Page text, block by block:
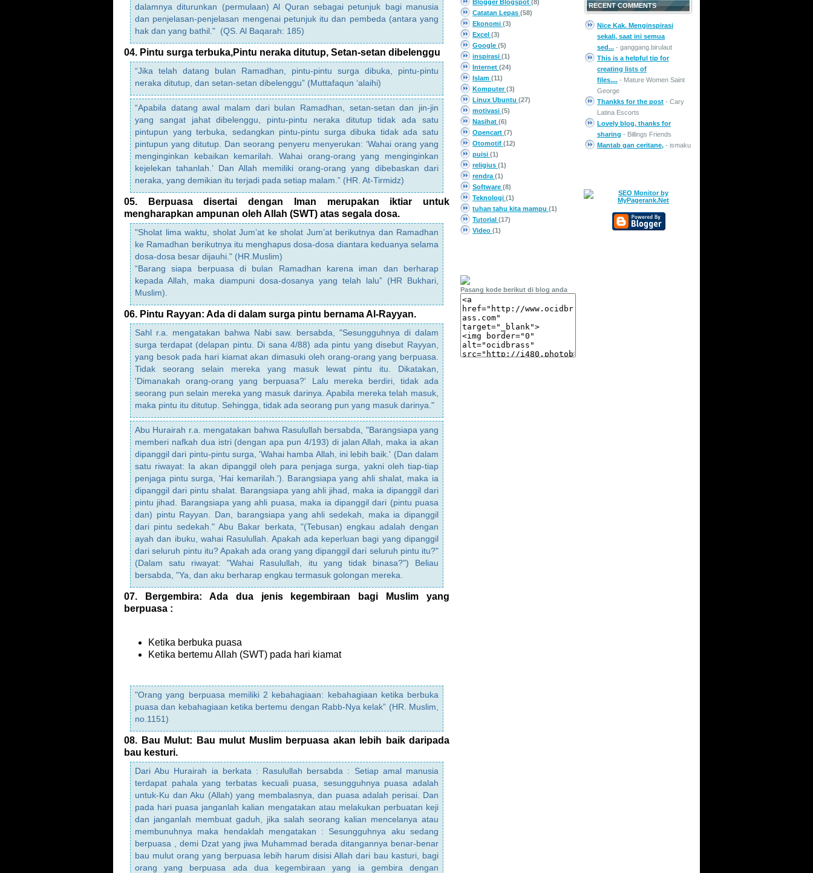
dalamnya diturunkan (permulaan) Al Quran sebagai petunjuk bagi manusia
dan penjelasan-penjelasan mengenai petunjuk itu dan pembeda (antara yang
hak dan yang bathil." (QS. Al Baqarah: 185)
04. Pintu surga terbuka,Pintu neraka ditutup, Setan-setan dibelenggu
“Jika telah datang bulan Ramadhan, pintu-pintu surga dibuka, pintu-pintu
neraka ditutup, dan setan-setan dibelenggu” (Muttafaqun ‘alaihi)
“Apabila datang awal malam dari bulan Ramadhan, setan-setan dan jin-jin
yang sangat jahat dibelenggu, pintu-pintu neraka ditutup tidak ada satu
pintupun yang terbuka, sedangkan pintu-pintu surga dibuka tidak ada satu
pintupun yang ditutup. Dan seorang penyeru menyerukan: ‘Wahai orang yang
menginginkan kebaikan kemarilah. Wahai orang-orang yang menginginkan
kejelekan tahanlah.’ Dan Allah memiliki orang-orang yang dibebaskan dari
neraka, yang demikian itu terjadi pada setiap malam.” (HR. At-Tirmidz)
05. Berpuasa disertai dengan Iman merupakan iktiar untuk
mengharapkan ampunan oleh Allah (SWT) atas segala dosa.
"Sholat lima waktu, sholat Jum’at ke sholat Jum’at berikutnya dan Ramadhan
ke Ramadhan berikutnya itu menghapus dosa-dosa diantara keduanya selama
dosa-dosa besar dijauhi." (HR.Muslim)
“Barang siapa berpuasa di bulan Ramadhan karena iman dan berharap
kepada Allah, maka diampuni dosa-dosanya yang telah lalu” (HR Bukhari,
Muslim).
06. Pintu Rayyan: Ada di dalam surga pintu bernama Al-Rayyan.
Sahl r.a. mengatakan bahwa Nabi saw. bersabda, "Sesungguhnya di dalam
surga terdapat (delapan pintu. Di sana 4/88) ada pintu yang disebut Rayyan,
yang besok pada hari kiamat akan dimasuki oleh orang-orang yang berpuasa.
Tidak seorang selain mereka yang masuk lewat pintu itu. Dikatakan,
'Dimanakah orang-orang yang berpuasa?' Lalu mereka berdiri, tidak ada
seorang pun selain mereka yang masuk darinya. Apabila mereka telah masuk,
maka pintu itu ditutup. Sehingga, tidak ada seorang pun yang masuk darinya."
Abu Hurairah r.a. mengatakan bahwa Rasulullah bersabda, "Barangsiapa yang
memberi nafkah dua istri (dengan apa pun 4/193) di jalan Allah, maka ia akan
dipanggil dari pintu-pintu surga, 'Wahai hamba Allah, ini lebih baik.' (Dan dalam
satu riwayat: Ia akan dipanggil oleh para penjaga surga, yakni oleh tiap-tiap
penjaga pintu surga, 'Hai kemarilah.'). Barangsiapa yang ahli shalat, maka ia
dipanggil dari pintu shalat. Barangsiapa yang ahli jihad, maka ia dipanggil dari
pintu jihad. Barangsiapa yang ahli puasa, maka ia dipanggil dari (pintu puasa
dan) pintu Rayyan. Dan, barangsiapa yang ahli sedekah, maka ia dipanggil
dari pintu sedekah." Abu Bakar berkata, "(Tebusan) engkau adalah dengan
ayah dan ibuku, wahai Rasulullah. Apakah ada keperluan bagi yang dipanggil
dari seluruh pintu itu? Apakah ada orang yang dipanggil dari seluruh pintu itu?"
(Dalam satu riwayat: "Wahai Rasulullah, itu yang tidak binasa?") Beliau
bersabda, "Ya, dan aku berharap engkau termasuk golongan mereka.
07. Bergembira: Ada dua jenis kegembiraan bagi Muslim yang
berpuasa :
Ketika berbuka puasa
Ketika bertemu Allah (SWT) pada hari kiamat
"Orang yang berpuasa memiliki 2 kebahagiaan: kebahagiaan ketika berbuka
puasa dan kebahagiaan ketika bertemu dengan Rabb-Nya kelak” (HR. Muslim,
no.1151)
08. Bau Mulut: Bau mulut Muslim berpuasa akan lebih baik daripada
bau kesturi.
Dari Abu Hurairah ia berkata : Rasulullah bersabda : Setiap amal manusia
terdapat pahala yang terbatas kecuali puasa, sesungguhnya puasa adalah
untuk-Ku dan Aku (Allah) yang membalasnya, dan puasa adalah perisai. Dan
pada hari puasa janganlah kalian mengatakan atau melakukan perbuatan keji
dan janganlah membuat gaduh, jika salah seorang kalian mencelanya atau
membunuhnya maka hendaklah mengatakan : Sesungguhnya aku sedang
berpuasa , demi Dzat yang jiwa Muhammad berada ditangannya benar-benar
bau mulut orang yang berpuasa lebih harum disisi Allah dari bau kasturi, bagi
orang yang berpuasa ada dua kegembiraan yang ia gembira dengan
Blogger Blogspot (8)
Catatan Lepas (58)
Ekonomi (3)
Excel (3)
Google (5)
inspirasi (1)
Internet (24)
Islam (11)
Komputer(3)
Linux Ubuntu (27)
motivasi (5)
Nasihat (6)
Opencart (7)
Otomotif (12)
puisi (1)
religius (1)
rendra (1)
Software (8)
Teknologi (1)
tuhan tahu kita mampu (1)
Tutorial (17)
Video (1)
Pasang kode berikut di blog anda
RECENT COMMENTS
Nice Kak. Menginspirasi
sekali, saat ini semua
sed... - ganggang.birulaut
This is a helpful tip for
creating lists of
files.... - Mature Women Saint
George
Thankks for the post - Cary
Latina Escorts
Lovely blog, thanks for
sharing - Billings Friends
Mantab gan ceritane, - ismaku